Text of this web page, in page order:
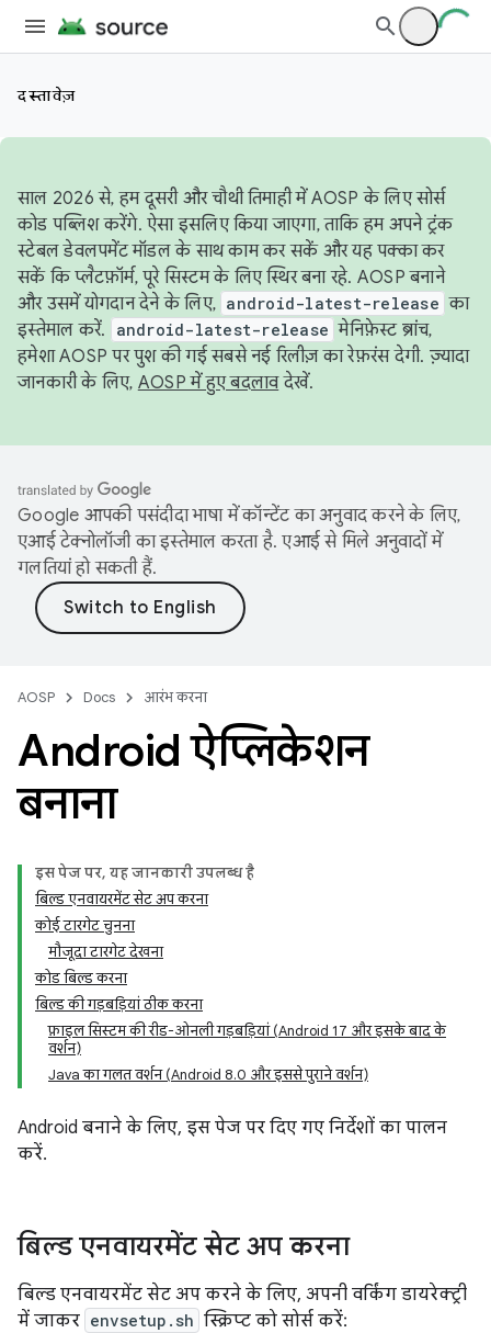
दस्तावेज़
साल 2026 से, हम दूसरी और चौथी तिमाही में AOSP के लिए सोर्स
कोड पब्लिश करेंगे. ऐसा इसलिए किया जाएगा, ताकि हम अपने ट्रंक
स्टेबल डेवलपमेंट मॉडल के साथ काम कर सकें और यह पक्का कर
सकें कि प्लैटफ़ॉर्म, पूरे सिस्टम के लिए स्थिर बना रहे. AOSP बनाने
और उसमें योगदान देने के लिए, android-latest-release का
इस्तेमाल करें.
android-latest-release मेनिफ़ेस्ट ब्रांच,
हमेशा AOSP पर पुश की गई सबसे नई रिलीज़ का रेफ़रंस देगी. ज़्यादा
जानकारी के लिए, AOSP में हुए बदलावदेखें.
Google आपकी पसंदीदा भाषा में कॉन्टेंट का अनुवाद करने के लिए,
एआई टेक्नोलॉजी का इस्तेमाल करता है. एआई से मिले अनुवादों में
गलतियां हो सकती हैं.
AOSP Docs आरंभ करना
Android ऐप्लिकेशन
बनाना
इस पेज पर, यह जानकारी उपलब्ध है
बिल्ड एनवायरमेंट सेट अप करना
कोई टारगेट चुनना
मौजूदा टारगेट देखना
कोड बिल्ड करना
बिल्ड की गड़बड़ियां ठीक करना
फ़ाइल सिस्टम की रीड-ओनली गड़बड़ियां (Android 17 और इसके बाद के
वर्शन)
Java का गलत वर्शन (Android 8.0 और इससे पुराने वर्शन)
Android बनाने के लिए, इस पेज पर दिए गए निर्देशों का पालन
करें.
बिल्ड एनवायरमेंट सेट अप करना
बिल्ड एनवायरमेंट सेट अप करने के लिए, अपनी वर्किंग डायरेक्ट्री
में जाकर envsetup.sh स्क्रिप्ट को सोर्स करें: